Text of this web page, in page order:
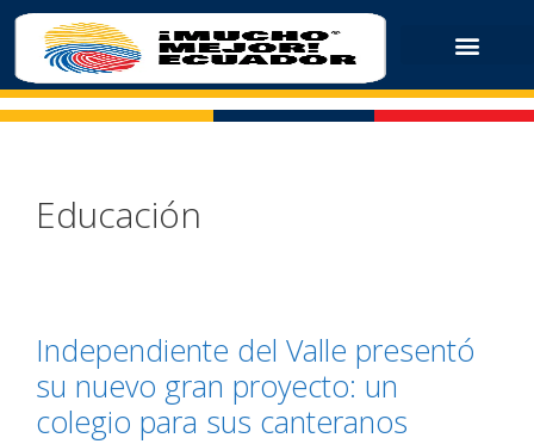
Educación
Independiente del Valle presentó
su nuevo gran proyecto: un
colegio para sus canteranos